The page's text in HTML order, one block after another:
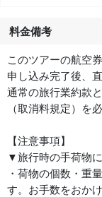
料金備考
このツアーの航空
申し込み完了後、
通常の旅行業約款
（取消料規定）を
【注意事項】
▼旅行時の手荷物
・荷物の個数・重
す。お手数をおか